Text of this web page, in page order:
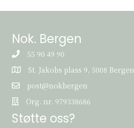
Nok. Bergen
55 90 49 90
St. Jakobs plass 9, 5008 Bergen
St. Jakobs plass 9, 5008 Bergen
post@nokbergen
post@nokbergen
Org. nr. 979338686
Org. nr. 979338686
Støtte oss?